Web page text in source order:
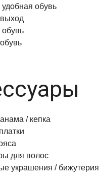
обувь
/ кепка
для волос
украшения / бижутерия